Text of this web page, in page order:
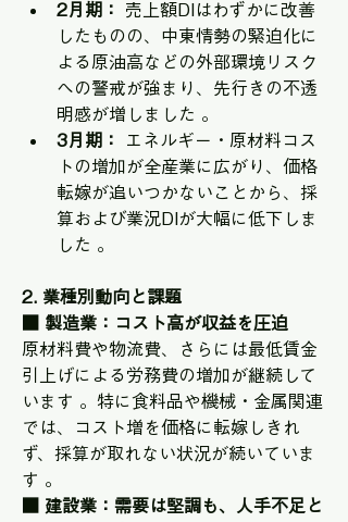
2月期：
売上額DIはわずかに改善
したものの、中東情勢の緊迫化に
よる原油高などの外部環境リスク
への警戒が強まり、先行きの不透
明感が増しました 。
3月期：
エネルギー・原材料コス
トの増加が全産業に広がり、価格
転嫁が追いつかないことから、採
算および業況DIが大幅に低下しま
した 。
2. 業種別動向と課題
■ 製造業：コスト高が収益を圧迫
原材料費や物流費、さらには最低賃金
引上げによる労務費の増加が継続して
います 。特に食料品や機械・金属関連
では、コスト増を価格に転嫁しきれ
ず、採算が取れない状況が続いていま
す 。
■ 建設業：需要は堅調も、人手不足と